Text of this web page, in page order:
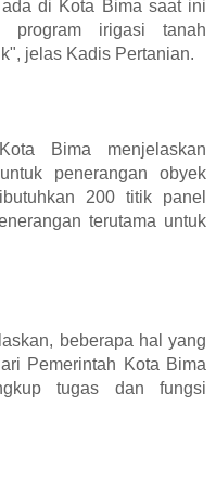
di Kota Bima saat ini
program irigasi tanah
jelas Kadis Pertanian.
Bima menjelaskan
penerangan obyek
200 titik panel
terutama untuk
beberapa hal yang
Pemerintah Kota Bima
tugas dan fungsi